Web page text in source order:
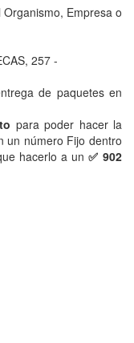
Empresa o
257 -
de paquetes en
para poder hacer la
un número Fijo dentro
hacerlo a un ✅ 902